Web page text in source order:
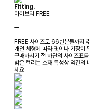
Fitting.
아이보리 FREE
ㅡ
FREE 사이즈로 66반분들까지
개인 체형에 따라 핏이나 기장이
구매하시기 전 하단의 사이즈표
밝은 컬러는 소재 특성상 약간의
세요